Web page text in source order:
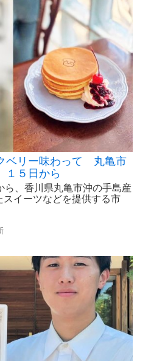
ベリー味わって 丸亀市
５日から
ら、香川県丸亀市沖の手島産
イーツなどを提供する市